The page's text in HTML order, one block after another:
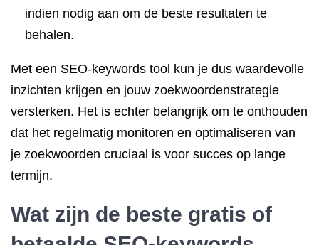
indien nodig aan om de beste resultaten te
behalen.
Met een SEO-keywords tool kun je dus waardevolle
inzichten krijgen en jouw zoekwoordenstrategie
versterken. Het is echter belangrijk om te onthouden
dat het regelmatig monitoren en optimaliseren van
je zoekwoorden cruciaal is voor succes op lange
termijn.
Wat zijn de beste gratis of